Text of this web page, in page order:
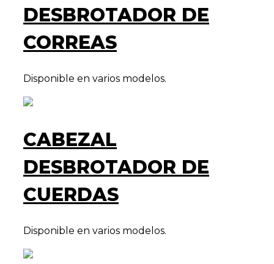
DESBROTADOR DE
CORREAS
Disponible en varios modelos.
CABEZAL
DESBROTADOR DE
CUERDAS
Disponible en varios modelos.